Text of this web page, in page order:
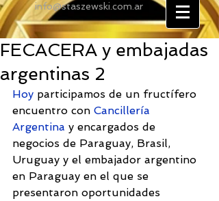
info@staszewski.com.ar
FECACERA y embajadas
argentinas 2
Hoy participamos de un fructífero
encuentro con Cancillería
Argentina y encargados de
negocios de Paraguay, Brasil,
Uruguay y el embajador argentino
en Paraguay en el que se
presentaron oportunidades